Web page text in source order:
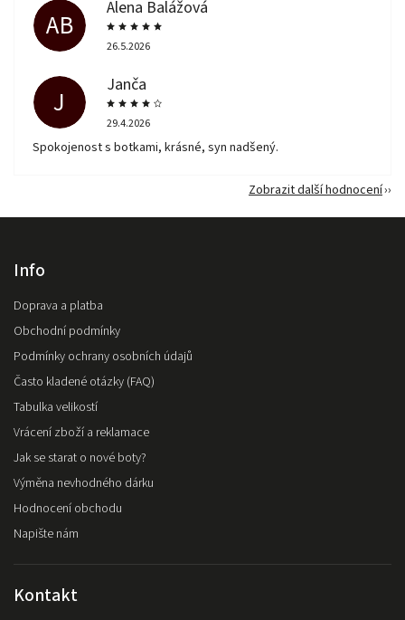
AB
Alena Balážová
26.5.2026
J
Janča
29.4.2026
Spokojenost s botkami, krásné, syn nadšený.
Zobrazit další hodnocení
Info
Doprava a platba
Obchodní podmínky
Podmínky ochrany osobních údajů
Často kladené otázky (FAQ)
Tabulka velikostí
Vrácení zboží a reklamace
Jak se starat o nové boty?
Výměna nevhodného dárku
Hodnocení obchodu
Napište nám
Kontakt